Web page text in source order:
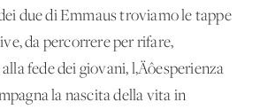
due di Emmaus troviamo le tappe
da percorrere per rifare,
fede dei giovani, l‚Äôesperienza
la nascita della vita in